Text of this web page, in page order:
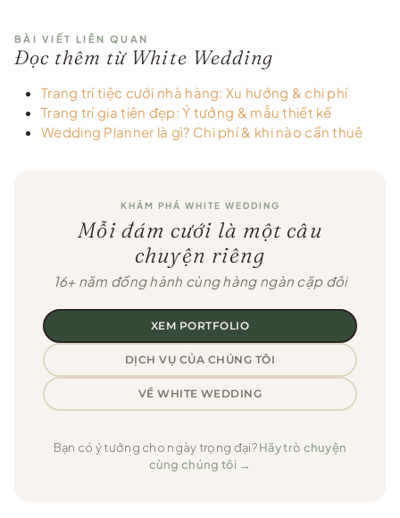
BÀI VIẾT LIÊN QUAN
Đọc thêm từ White Wedding
Trang trí tiệc cưới nhà hàng: Xu hướng & chi phí
Trang trí gia tiên đẹp: Ý tưởng & mẫu thiết kế
Wedding Planner là gì? Chi phí & khi nào cần thuê
KHÁM PHÁ WHITE WEDDING
Mỗi đám cưới là một câu
chuyện riêng
16+ năm đồng hành cùng hàng ngàn cặp đôi
XEM PORTFOLIO
DỊCH VỤ CỦA CHÚNG TÔI
VỀ WHITE WEDDING
Bạn có ý tưởng cho ngày trọng đại?Hãy trò chuyện
cùng chúng tôi →